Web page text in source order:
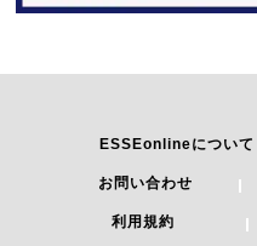
ESSEonlineについて
お問い合わせ
利用規約